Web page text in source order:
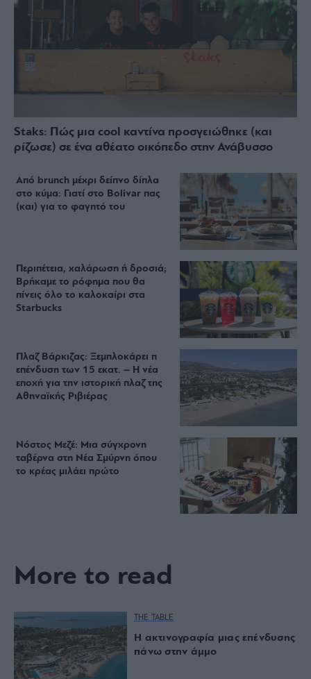
Staks: Πώς μια cool καντίνα προσγειώθηκε (και
ρίζωσε) σε ένα αθέατο οικόπεδο στην Ανάβυσσο
Από brunch μέχρι δείπνο δίπλα
στο κύμα: Γιατί στο Bolivar πας
(και) για το φαγητό του
Περιπέτεια, χαλάρωση ή δροσιά;
Βρήκαμε το ρόφημα που θα
πίνεις όλο το καλοκαίρι στα
Starbucks
Πλαζ Βάρκιζας: Ξεμπλοκάρει η
επένδυση των 15 εκατ. – Η νέα
εποχή για την ιστορική πλαζ της
Αθηναϊκής Ριβιέρας
Νόστος Μεζέ: Μια σύγχρονη
ταβέρνα στη Νέα Σμύρνη όπου
το κρέας μιλάει πρώτο
More to read
THE TABLE
Η ακτινογραφία μιας επένδυσης
πάνω στην άμμο